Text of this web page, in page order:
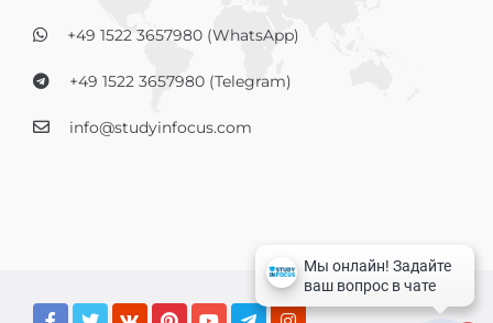
+49 1522 3657980 (WhatsApp)
+49 1522 3657980 (Telegram)
info@studyinfocus.com